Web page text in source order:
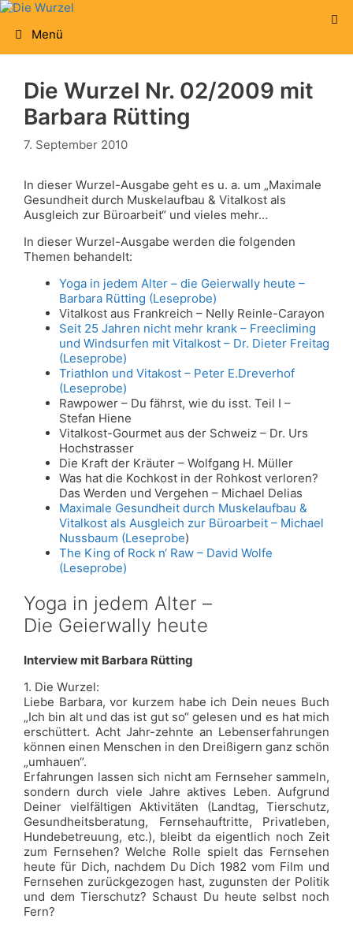
Zum
springenMenü
Die Wurzel Nr. 02/2009 mit
Barbara Rütting
7. September 2010
In dieser Wurzel-Ausgabe geht es u. a. um „Maximale
Gesundheit durch Muskelaufbau & Vitalkost als
Ausgleich zur Büroarbeit“ und vieles mehr…
In dieser Wurzel-Ausgabe werden die folgenden
Themen behandelt:
Yoga in jedem Alter – die Geierwally heute –
Barbara Rütting (Leseprobe)
Vitalkost aus Frankreich – Nelly Reinle-Carayon
Seit 25 Jahren nicht mehr krank – Freecliming
und Windsurfen mit Vitalkost – Dr. Dieter Freitag
(Leseprobe)
Triathlon und Vitakost – Peter E.Dreverhof
(Leseprobe)
Rawpower – Du fährst, wie du isst. Teil I –
Stefan Hiene
Vitalkost-Gourmet aus der Schweiz – Dr. Urs
Hochstrasser
Die Kraft der Kräuter – Wolfgang H. Müller
Was hat die Kochkost in der Rohkost verloren?
Das Werden und Vergehen – Michael Delias
Maximale Gesundheit durch Muskelaufbau &
Vitalkost als Ausgleich zur Büroarbeit – Michael
Nussbaum (Leseprobe)
The King of Rock n‘ Raw – David Wolfe
(Leseprobe)
Yoga in jedem Alter –
Die Geierwally heute
Interview mit Barbara Rütting
1. Die Wurzel:
Liebe Barbara, vor kurzem habe ich Dein neues Buch
„Ich bin alt und das ist gut so“ gelesen und es hat mich
erschüttert. Acht Jahr-zehnte an Lebenserfahrungen
können einen Menschen in den Dreißigern ganz schön
„umhauen“.
Erfahrungen lassen sich nicht am Fernseher sammeln,
sondern durch viele Jahre aktives Leben. Aufgrund
Deiner vielfältigen Aktivitäten (Landtag, Tierschutz,
Gesundheitsberatung, Fernsehauftritte, Privatleben,
Hundebetreuung, etc.), bleibt da eigentlich noch Zeit
zum Fernsehen? Welche Rolle spielt das Fernsehen
heute für Dich, nachdem Du Dich 1982 vom Film und
Fernsehen zurückgezogen hast, zugunsten der Politik
und dem Tierschutz? Schaust Du heute selbst noch
Fern?